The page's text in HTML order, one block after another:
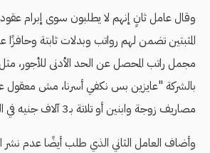
وقال عامل ثانٍ إنهم لا يطلبون سوى إبرام
المثبتين تضمن لهم رواتب وبدلات ثابتة وحافزًا
مجمل راتب المحصل عن الحد الأدنى للأجور،
بالشركة "عايزين بس نكفي أسرنا، مش معقول
مصاريف زوجة وابنين أو تلاتة بـ3 آلاف جنيه في الغلا ده".
وأضاف العامل الثاني الذي طلب أيضًا عدم